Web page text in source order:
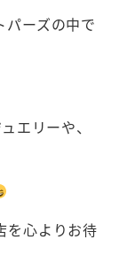
パーズの中で
エリーや、
を心よりお待